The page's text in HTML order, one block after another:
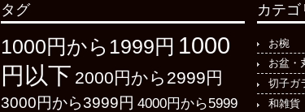
タグ
1000円から1999円 1000
円以下 2000円から2999円
3000円から3999円 4000円から5999
カテゴ
お椀
お盆・
切子ガ
和雑貨